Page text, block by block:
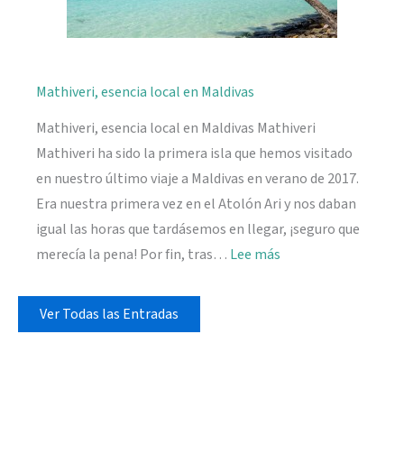
Mathiveri, esencia local en Maldivas
Mathiveri, esencia local en Maldivas Mathiveri
Mathiveri ha sido la primera isla que hemos visitado
en nuestro último viaje a Maldivas en verano de 2017.
Era nuestra primera vez en el Atolón Ari y nos daban
igual las horas que tardásemos en llegar, ¡seguro que
merecía la pena! Por fin, tras… Lee más
Ver Todas las Entradas